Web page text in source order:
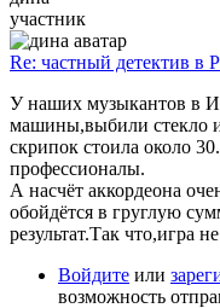
участник
Re: частный детектив в
У наших музыкантов в
машины,выбили стекло
скрипок стоила около
профессионалы.
А насчёт аккордеона
обойдётся в груглую
результат.Так что,игра
Войдите или
возможность